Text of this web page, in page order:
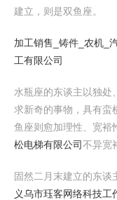
建立，则是双鱼座。
加工销售_铸件_农机_
工有限公司
水瓶座的东谈主以独处
求新奇的事物，具有蛮
鱼座则愈加理性、宽裕
松电梯有限公司不异宽
固然二月末建立的东谈
义乌市珏客网络科技工